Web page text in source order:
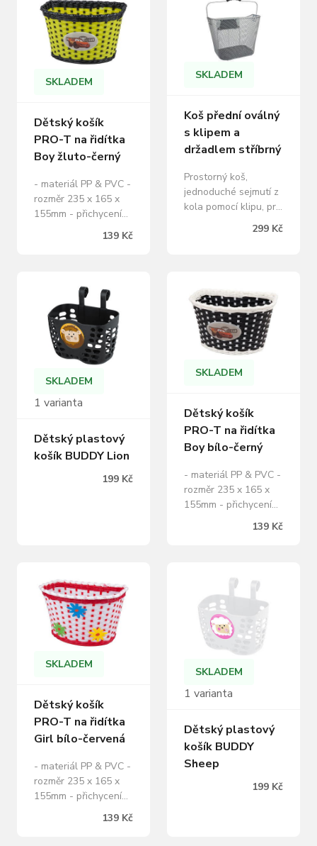
SKLADEM
Dětský košík
PRO-T na řidítka
Boy žluto-černý
- materiál PP & PVC -
rozměr 235 x 165 x
155mm - přichycení
pásků,které jsou
139 Kč
SKLADEM
Koš přední oválný
s klipem a
držadlem stříbrný
Prostorný koš,
jednoduché sejmutí z
kola pomocí klipu, pro
řidítka 22,2 – 31,8
mm, nosnost max. 6
299 Kč
SKLADEM
1 varianta
Dětský plastový
košík BUDDY Lion
199 Kč
SKLADEM
Dětský košík
PRO-T na řidítka
Boy bílo-černý
- materiál PP & PVC -
rozměr 235 x 165 x
155mm - přichycení
na řidítka pomocí
pásků,které jsou
139 Kč
SKLADEM
Dětský košík
PRO-T na řidítka
Girl bílo-červená
- materiál PP & PVC -
rozměr 235 x 165 x
155mm - přichycení
na řidítka pomocí
139 Kč
SKLADEM
1 varianta
Dětský plastový
košík BUDDY
Sheep
199 Kč